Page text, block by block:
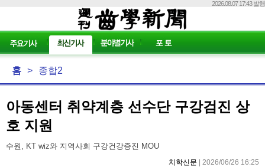
2026.08.07 17:43 발행
홈 > 종합2
아동센터 취약계층 선수단 구강검진 상
호 지원
수원, KT wiz와 지역사회 구강건강증진 MOU
치학신문 | 2026/06/26 16:25